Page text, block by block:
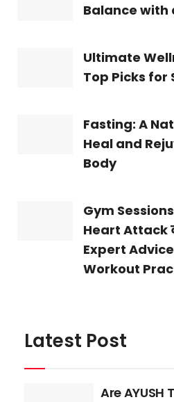
Balance with
Ultimate
Top Picks for
Fasting: A
Heal and
Body
Gym
Heart Attack
Expert
Workout
Latest Post
Are